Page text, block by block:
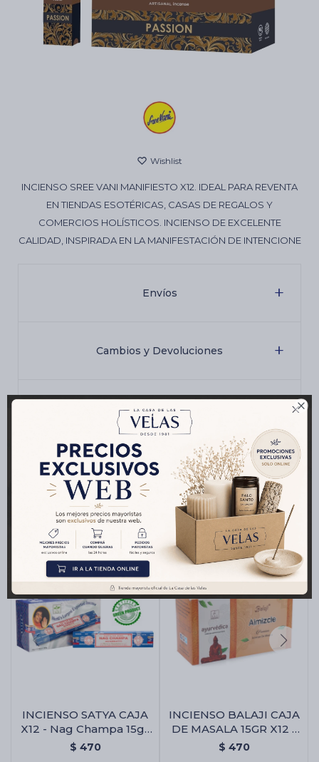

INCIENSO SREE VANI MANIFIESTO X12. IDEAL PARA REVENTA
EN TIENDAS ESOTÉRICAS, CASAS DE REGALOS Y
COMERCIOS HOLÍSTICOS. INCIENSO DE EXCELENTE
CALIDAD, INSPIRADA EN LA MANIFESTACIÓN DE INTENCIONE
Envíos
Cambios y Devoluciones
Medios de pago
Productos que te pueden interesar
INCIENSO SATYA CAJA
X12 - Nag Champa 15gr
X12 Uni.
$ 470
INCIENSO BALAJI CAJA
DE MASALA 15GR X12 -
Almizcle
$ 470
Cartas de Tarot
Aromatizantes de ambientes
Artículos Esotéricos